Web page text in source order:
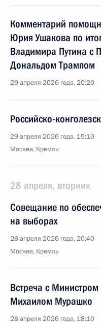
Комментарий
Юрия Ушакова по
Владимира Путина с
Дональдом Трампом
29 апреля 2026 года, 20:20
Российско-
29 апреля 2026 года, 15:10
Москва, Кремль
28 апреля, вторник
Совещание по
на выборах
28 апреля 2026 года, 20:40
Москва, Кремль
Встреча с
Михаилом Мурашко
28 апреля 2026 года, 18:10